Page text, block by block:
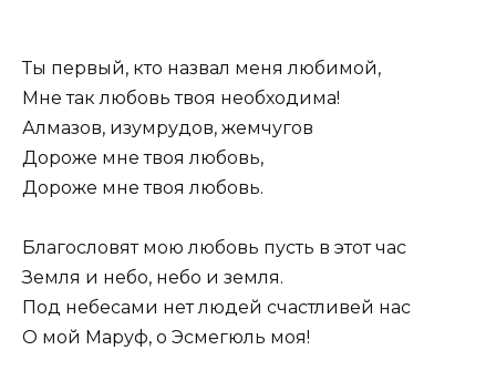
Ты первый, кто назвал меня любимой,
Мне так любовь твоя необходима!
Алмазов, изумрудов, жемчугов
Дороже мне твоя любовь,
Дороже мне твоя любовь.
Благословят мою любовь пусть в этот час
Земля и небо, небо и земля.
Под небесами нет людей счастливей нас
О мой Маруф, о Эсмегюль моя!